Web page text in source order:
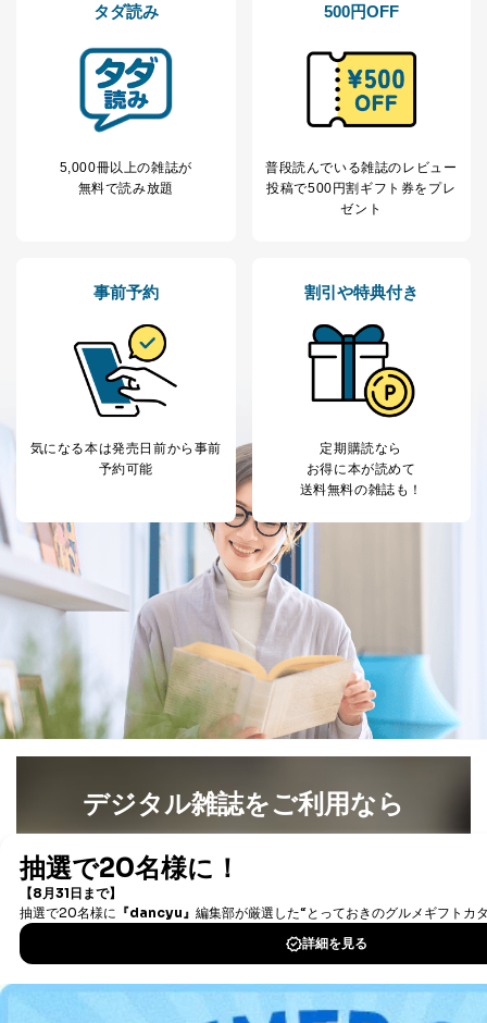
ー等にて公表する利用目的達成の
※上記の利用目的のうちNo.1～5については保有個人デ
ータ（開示対象個人情報）の利用目的であり、下記4.の
開示等のご請求に対応させていただきます。
なお、6、7については、パートナー（提携企業）様又は
ます。
ません。ただし、次の場合は除きます。
法令に基づく場合
人の生命､身体または財産の保護のために必要がある
場合であって、本人の同意を得ることが困難であると
き。
公衆衛生の向上または児童の健全な育成の推進のため
とが困難である場合。
国の機関もしくは地方公共団体またはその委託を受け
た者が法令の定める事務を遂行することに対して協力
する必要がある場合であって、本人の同意を得ること
により当該事務の遂行に支障を及ぼすおそれがあると
上記２．の利用目的を実施するために守秘義務を結ん
だ企業に、業務の一部として個人情報の取扱いを委
託・提供する場合、その業務に必要な範囲で委託・提
供先企業に個人情報を開示することがあります。
委託・提供先企業は具体的には以下のような企業です
が、これらに限りません。
委託先：カスタマーサポート支援会社 、クレジッ
トカード決済などの決済代行・料金回収会社、広
告配信サービス会社
提供先：出版社、出版物発売元、卸売会社、販売
販売店などの梱包・配送・配達会社
４．開示対象個人情報の「開示」「訂正」等の請求につ
いて
当社は、本人から、開示対象個人情報について利用目的
の通知を求められた場合には、遅滞なくこれに応じま
す。ただし、以下①～④のいずれかに該当する場合は、
タダ読み
5,000冊以上の雑誌が
無料で読み放題
500円OFF
普段読んでいる雑誌のレビュー
投稿で500円割ギフト券をプレ
ゼント
事前予約
気になる本は発売日前から事前
予約可能
割引や特典付き
定期購読なら
お得に本が読めて
送料無料の雑誌も！
デジタル雑誌をご利用なら
書籍）が無料で読み放題！
DOWNLOAD FOR IOS
DOWNLOAD FOR ANDROID